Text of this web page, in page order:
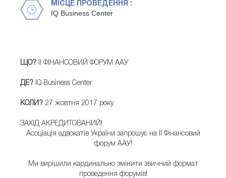
МІСЦЕ ПРОВЕДЕННЯ :
IQ Business Center
ЩО? ІІ ФІНАНСОВИЙ ФОРУМ ААУ
ДЕ? IQ Business Center
КОЛИ? 27 жовтня 2017 року
ЗАХІД АКРЕДИТОВАНИЙ!
Асоціація адвокатів України запрошує на ІІ Фінансовий
форум ААУ!
Ми вирішили кардинально змінити звичний формат
проведення форумів!